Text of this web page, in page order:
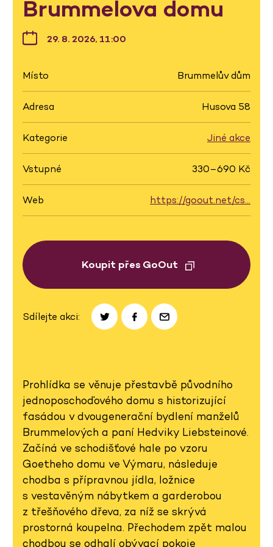
Brummelova domu
29. 8. 2026, 11:00
Místo Brummelův dům
Adresa Husova 58
Kategorie Jiné akce
Vstupné 330–690 Kč
Web https://goout.net/cs…
Koupit přes GoOut
Sdílejte akci:
Prohlídka se věnuje přestavbě původního
jednoposchoďového domu s historizující
fasádou v dvougenerační bydlení manželů
Brummelových a paní Hedviky Liebsteinové.
Začíná ve schodišťové hale po vzoru
Goetheho domu ve Výmaru, následuje
chodba s přípravnou jídla, ložnice
s vestavěným nábytkem a garderobou
z třešňového dřeva, za níž se skrývá
prostorná koupelna. Přechodem zpět malou
chodbou se odhalí obývací pokoje